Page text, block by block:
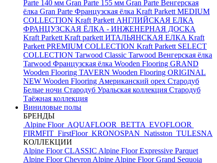
Parte 140 мм Gran Parte 155 мм Gran Parte Венгерская
ёлка Gran Parte Французская ёлка Kraft Parkett MEDIUM
COLLECTION Kraft Parkett АНГЛИЙСКАЯ ЕЛКА
ФРАНЦУЗСКАЯ ЁЛКА - ИНЖЕНЕРНАЯ ДОСКА
Kraft Parkett Kraft parkett ИТАЛЬЯНСКАЯ ЕЛКА Kraft
Parkett PREMIUM COLLECTION Kraft Parkett SELECT
COLLECTION Tarwood Classic Tarwood Венгерская ёлка
Tarwood Французская ёлка Wooden Flooring GRAND
Wooden Flooring TAVERN Wooden Flooring ORIGINAL
NEW Wooden Flooring Американский орех Стародуб
Белые ночи Стародуб Уральская коллекция Стародуб
Таёжная коллекция
Виниловые полы
БРЕНДЫ
Alpine Floor AQUAFLOOR BETTA EVOFLOOR
FIRMFIT FirstFloor KRONOSPAN Natisston TULESNA
КОЛЛЕКЦИИ
Alpine Floor CLASSIC Alpine Floor Expressive Parquet
Alpine Floor Chevron Alpine Alpine Floor Grand Sequoia